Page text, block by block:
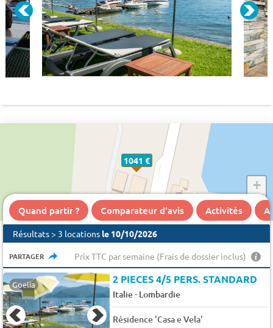
1041 €
+
−
Quand partir ? Comparateur d'avis Activités A
Résultats > 3 locations le 10/10/2026
PARTAGER Prix TTC par semaine (Frais de dossier inclus)
Goelia 2 PIECES 4/5 PERS. STANDARD
Italie- Lombardie
Résidence 'Casa e Vela'